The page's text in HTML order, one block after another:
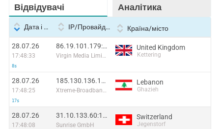
Відвідувачі Аналітика
Дата і час IP/Провайдер Країна/місто
28.07.26
17:48:33
8s
86.19.101.179:37622
Virgin Media Limited
United Kingdom
Kettering
28.07.26
17:48:25
17s
185.130.136.136:52088
Xtreme-Broadband S.A.R.L
Lebanon
Ghazieh
28.07.26
17:48:08
31.10.133.60:11105
Sunrise GmbH
Switzerland
Jegenstorf